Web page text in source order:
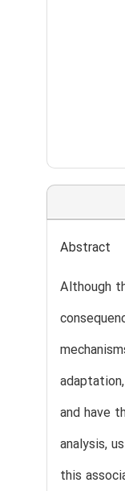
Abstract
Although
and have
analysis,
this